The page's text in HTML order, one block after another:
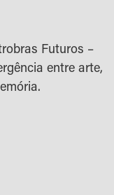
Futuros –
entre arte,